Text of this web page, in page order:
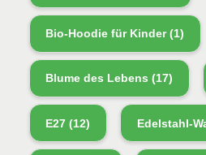
Bio-Hoodie für Kinder(1)
Blume des Lebens (17)
E27 (12) Edelstahl-